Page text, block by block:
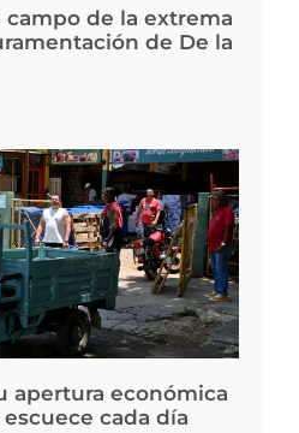
campo de la extrema
de De la
apertura económica
cada día